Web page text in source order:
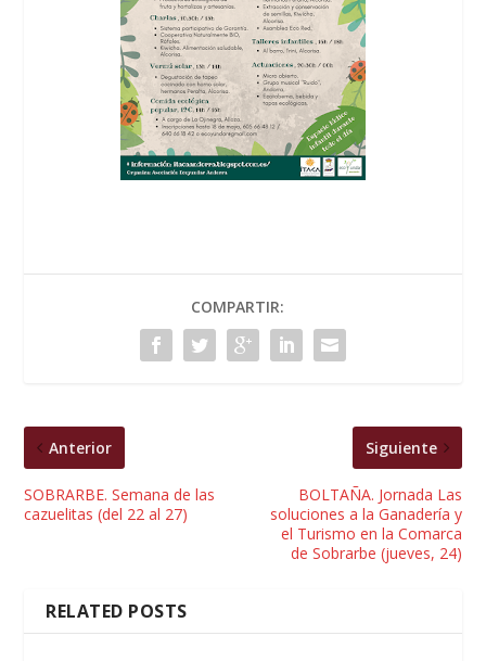
COMPARTIR:
Anterior
SOBRARBE. Semana de las
cazuelitas (del 22 al 27)
Siguiente
BOLTAÑA. Jornada Las
soluciones a la Ganadería y
el Turismo en la Comarca
de Sobrarbe (jueves, 24)
RELATED POSTS